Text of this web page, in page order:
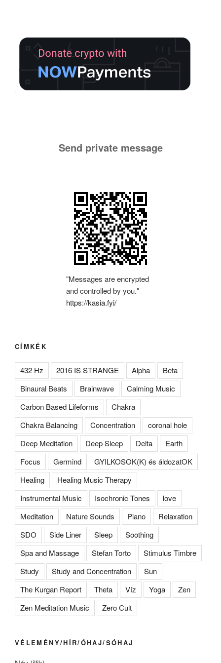
Send private message
"Messages are encrypted
and controlled by you."
https://kasia.fyi/
CÍMKÉK
432 Hz 2016 IS STRANGE Alpha
Beta
Binaural Beats
Brainwave
Calming Music
Carbon Based Lifeforms
Chakra
Chakra Balancing
Concentration
coronal hole
Deep Meditation
Deep Sleep Delta
Earth
Focus
Germind
GYILKOSOK(K) és áldozatOK
Healing
Healing Music Therapy
Instrumental Music
Isochronic Tones
love
Meditation
Nature Sounds Piano
Relaxation
SDO
Side Liner Sleep
Soothing
Spa and Massage
Stefan Torto
Stimulus Timbre
Study
Study and Concentration
Sun
The Kurgan Report
Theta Víz Yoga
Zen
Zen Meditation Music
Zero Cult
VÉLEMÉNY/HÍR/ÓHAJ/SÓHAJ